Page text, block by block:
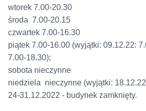
wtorek 7.00-20.30
środa 7.00-20.15
czwartek 7.00-16.30
piątek 7.00-16.00 (wyjątki: 09.12.22:
7.00-18.30);
sobota nieczynne
niedziela nieczynne (wyjątki:
24-31.12.2022 - budynek zamknięty.